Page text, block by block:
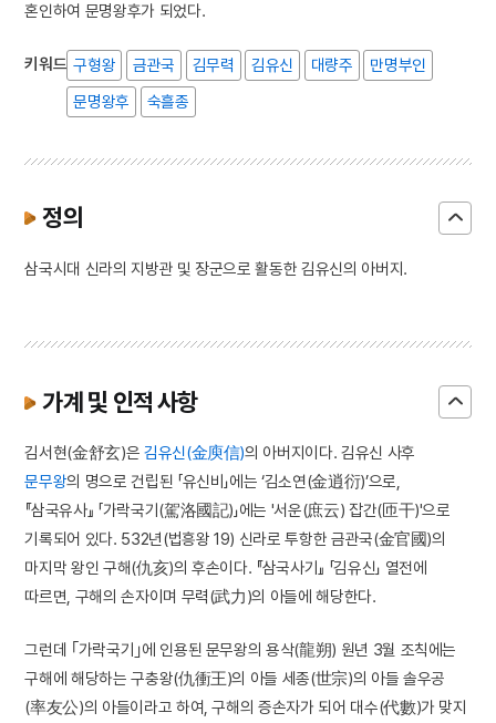
혼인하여 문명왕후가 되었다.
키워드 구형왕 금관국 김무력 김유신 대량주
만명부인
문명왕후
숙흘종
정의
삼국시대 신라의 지방관 및 장군으로 활동한 김유신의 아버지.
가계 및 인적 사항
김서현(金舒玄)은 김유신(金庾信)의 아버지이다. 김유신 사후
문무왕의 명으로 건립된 「유신비」에는 ‘김소연(金逍衍)’으로,
『삼국유사』 「가락국기(駕洛國記)」에는 '서운(庶云) 잡간(匝干)'으로
기록되어 있다. 532년(법흥왕 19) 신라로 투항한 금관국(金官國)의
마지막 왕인 구해(仇亥)의 후손이다. 『삼국사기』 「김유신」 열전에
따르면, 구해의 손자이며 무력(武力)의 아들에 해당한다.
그런데 ｢가락국기｣에 인용된 문무왕의 용삭(龍朔) 원년 3월 조칙에는
구해에 해당하는 구충왕(仇衝王)의 아들 세종(世宗)의 아들 솔우공
(率友公)의 아들이라고 하여, 구해의 증손자가 되어 대수(代數)가 맞지